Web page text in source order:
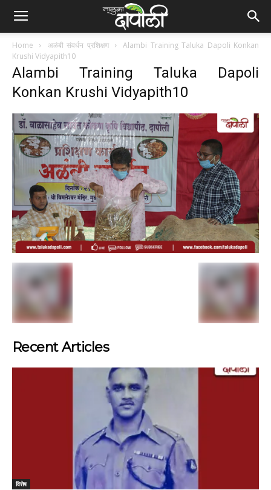
Home अळंबी संवर्धन प्रशिक्षण
Alambi Training Taluka Dapoli Konkan
Krushi Vidyapith10
Alambi Training Taluka Dapoli
Konkan Krushi Vidyapith10
Recent Articles
विशेष